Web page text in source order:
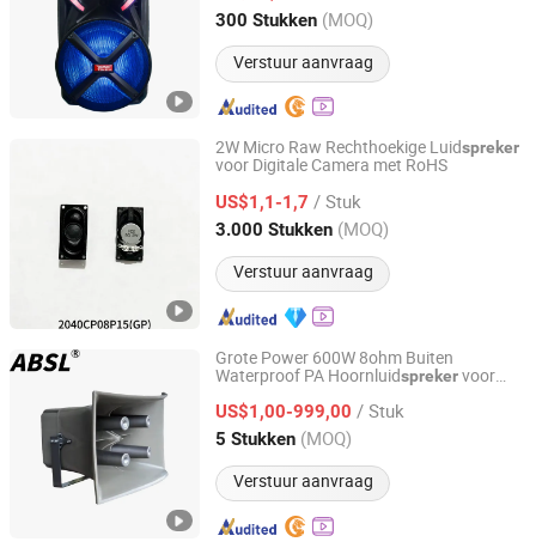
300 Stukken (MOQ)
Verstuur aanvraag
Guangdong, China Sinds 2014
2W Micro Raw Rechthoekige Luidspreker
voor Digitale Camera met RoHS
US$1,1-1,7 / Stuk
3.000 Stukken (MOQ)
Verstuur aanvraag
Quanzhou Fengqin Electron Co.,Ltd.
Fujian, China Sinds 2026
Grote Power 600W 8ohm Buiten
Waterproof PA Hoornluidsprekervoor
US$1,00-999,00 / Stuk
5 Stukken (MOQ)
Verstuur aanvraag
Hangzhou Vertex Broadcasting Audio Co., Ltd.
Zhejiang, China Sinds 2025